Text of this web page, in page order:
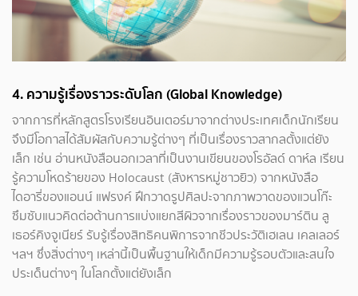
4.ความรู้เรื่องราวระดับโลก (Global Knowledge)
จากการที่หลักสูตรโรงเรียนอินเตอร์มาจากต่างประเทศเด็กนักเรียน
จึงมีโอกาสได้สัมผัสกับความรู้ต่างๆ ที่เป็นเรื่องราวสากลตั้งแต่ยัง
เล็ก เช่น อ่านหนังสือนอกเวลาที่เป็นงานเขียนของโรอัลด์ ดาห์ล เรียน
รู้ความโหดร้ายของ Holocaust (สังหารหมู่ชาวยิว) จากหนังสือ
ไดอารี่ของแอนน์ แฟรงค์ ฝึกวาดรูปศิลปะจากภาพวาดของแวนโก๊ะ
ซึมซับแนวคิดต่อต้านการแบ่งแยกสีผิวจากเรื่องราวของมาร์ติน ลู
เธอร์คิงจูเนียร์ รับรู้เรื่องสิทธิคนพิการจากชีวประวัติเฮเลน เคลเลอร์
ฯลฯ ซึ่งสิ่งต่างๆ เหล่านี้เป็นพื้นฐานให้เด็กมีความรู้รอบตัวและสนใจ
ประเด็นต่างๆ ในโลกตั้งแต่ยังเล็ก